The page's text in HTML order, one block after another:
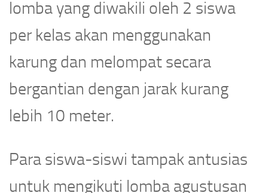
lomba yang diwakili oleh 2 siswa
per kelas akan menggunakan
karung dan melompat secara
bergantian dengan jarak kurang
lebih 10 meter.
Para siswa-siswi tampak antusias
untuk mengikuti lomba agustusan